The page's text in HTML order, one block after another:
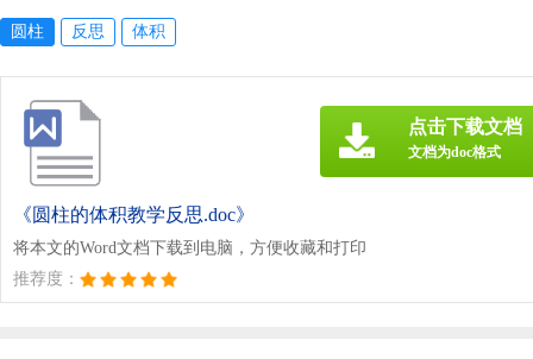
圆柱 反思 体积
《圆柱的体积教学反思.doc》
将本文的Word文档下载到电脑，方便收藏和打印
推荐度：
点击下载文档
文档为doc格式